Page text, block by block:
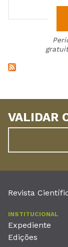
VALIDAR
Revista
INSTITUCIONAL
Expediente
Edições